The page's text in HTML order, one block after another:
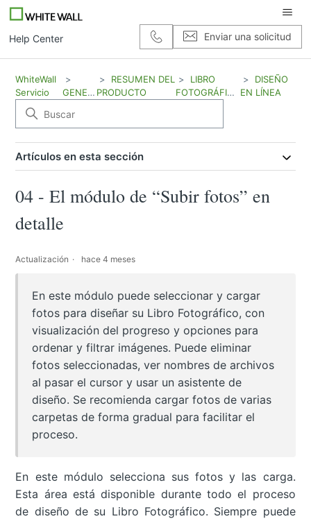
Help Center Enviar una solicitud
WhiteWall
Servicio
GENERAL
RESUMEN DEL
PRODUCTO
LIBRO
FOTOGRÁFICO
DISEÑO
EN LÍNEA
Artículos en esta sección
04 - El módulo de “Subir fotos” en
detalle
Actualización hace 4 meses
En este módulo puede seleccionar y cargar
fotos para diseñar su Libro Fotográfico, con
visualización del progreso y opciones para
ordenar y filtrar imágenes. Puede eliminar
fotos seleccionadas, ver nombres de archivos
al pasar el cursor y usar un asistente de
diseño. Se recomienda cargar fotos de varias
carpetas de forma gradual para facilitar el
proceso.
En este módulo selecciona sus fotos y las carga.
Esta área está disponible durante todo el proceso
de diseño de su Libro Fotográfico. Siempre puede